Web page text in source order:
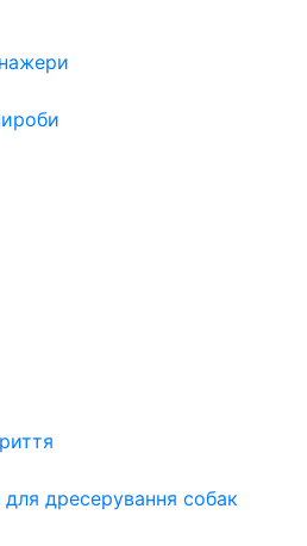
дресерування собак